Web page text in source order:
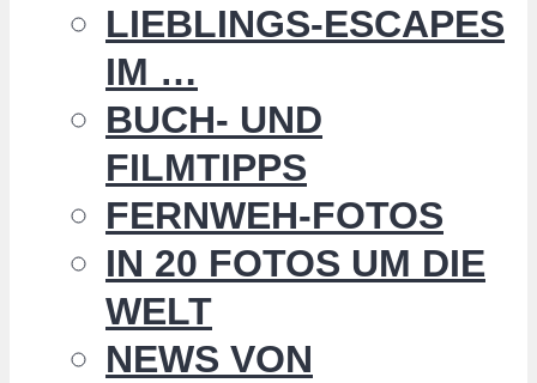
LIEBLINGS-ESCAPES
IM …
BUCH- UND
FILMTIPPS
FERNWEH-FOTOS
IN 20 FOTOS UM DIE
WELT
NEWS VON